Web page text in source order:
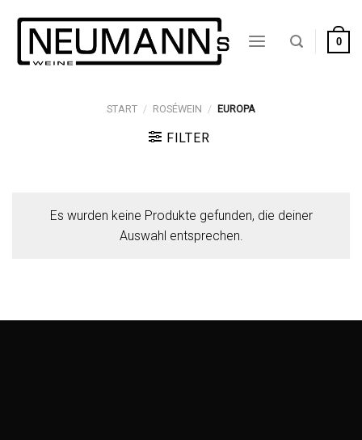
Inhalt
springen
0
START / ROSÉWEIN / EUROPA
FILTER
Es wurden keine Produkte gefunden, die deiner
Auswahl entsprechen.